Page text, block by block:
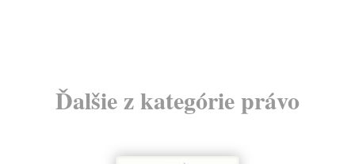
Ďalšie z kategórie právo